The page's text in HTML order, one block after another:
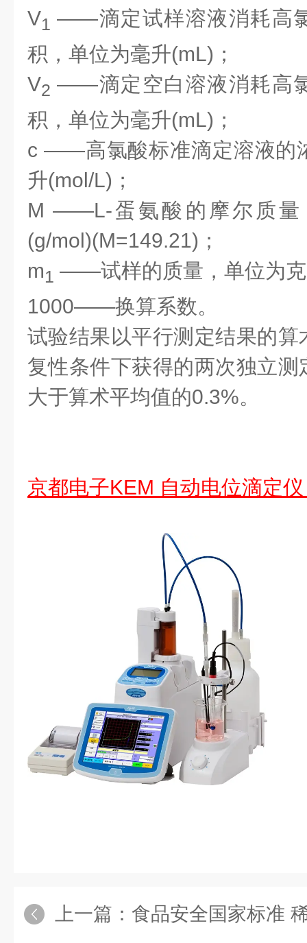
V1 ——滴定试样溶液消耗高
积，单位为毫升(mL)；
V2 ——滴定空白溶液消耗高
积，单位为毫升(mL)；
c ——高氯酸标准滴定溶液的
升(mol/L)；
M ——L-蛋氨酸的摩尔质量
(g/mol)(M=149.21)；
m1 ——试样的质量，单位为
1000——换算系数。
试验结果以平行测定结果的
复性条件下获得的两次独立
大于算术平均值的0.3%。
京都电子KEM 自动电位滴定
上一篇： 食品安全国家标准 稀奶油、奶油和